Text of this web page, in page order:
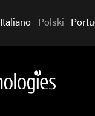
Italiano Polski